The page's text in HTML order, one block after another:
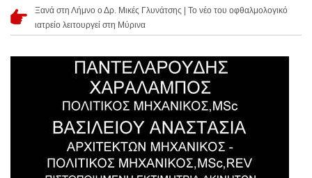
Ξανά στη Λήμνο ο Δρ. Μικές Γλυνάτσης | Το νέο του οφθαλμολογικό
ιατρείο λειτουργεί στη Μύρινα